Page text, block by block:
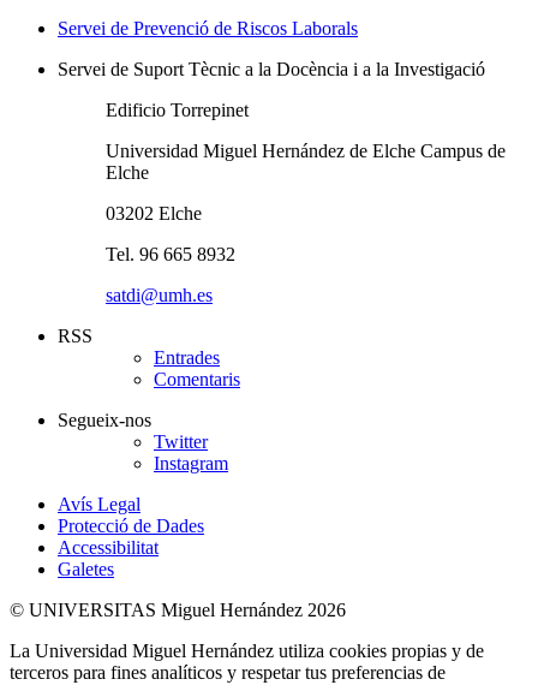
Servei de Prevenció de Riscos Laborals
Servei de Suport Tècnic a la Docència i a la Investigació
Edificio Torrepinet
Universidad Miguel Hernández de Elche Campus de
Elche
03202 Elche
Tel. 96 665 8932
satdi@umh.es
RSS
Entrades
Comentaris
Segueix-nos
Twitter
Instagram
Avís Legal
Protecció de Dades
Accessibilitat
Galetes
© UNIVERSITAS Miguel Hernández 2026
La Universidad Miguel Hernández utiliza cookies propias y de
terceros para fines analíticos y respetar tus preferencias de